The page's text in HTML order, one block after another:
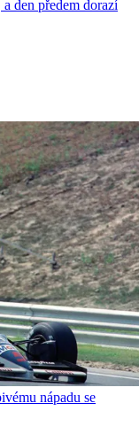
den předem dorazí
nápadu se